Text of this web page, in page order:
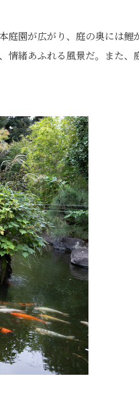
庭園が広がり、庭の奥には鯉
情緒あふれる風景だ。また、